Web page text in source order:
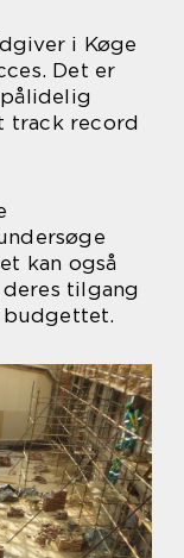
i Køge
Det er
track record
kan også
tilgang